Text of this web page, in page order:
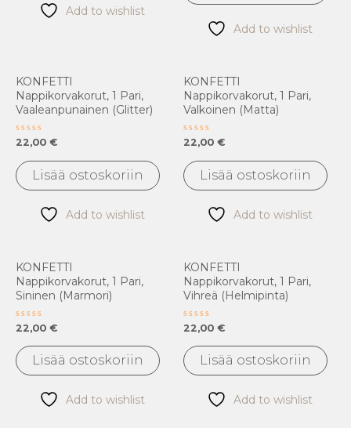
Add to wishlist
Add to wishlist
KONFETTI
Nappikorvakorut, 1 Pari,
Vaaleanpunainen (glitter)
Arvostelu
tuotteesta:
/
5
22,00 €
Lisää ostoskoriin
Add to wishlist
KONFETTI
Nappikorvakorut, 1 Pari,
Valkoinen (matta)
Arvostelu
tuotteesta:
/
5
22,00 €
Lisää ostoskoriin
Add to wishlist
KONFETTI
Nappikorvakorut, 1 Pari,
Sininen (marmori)
Arvostelu
tuotteesta:
/
5
22,00 €
Lisää ostoskoriin
Add to wishlist
KONFETTI
Nappikorvakorut, 1 Pari,
Vihreä (helmipinta)
Arvostelu
tuotteesta:
/
5
22,00 €
Lisää ostoskoriin
Add to wishlist